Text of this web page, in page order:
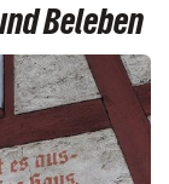
Beleben